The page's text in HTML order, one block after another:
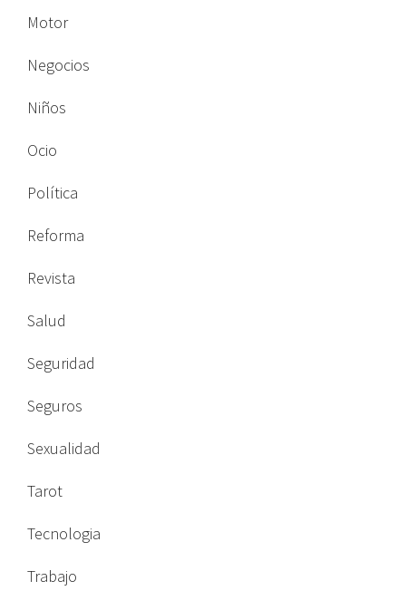
Motor
Negocios
Niños
Ocio
Política
Reforma
Revista
Salud
Seguridad
Seguros
Sexualidad
Tarot
Tecnologia
Trabajo